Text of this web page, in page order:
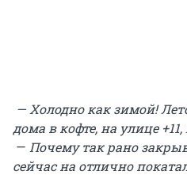
— Холодно как зимой!
дома в кофте, на улице
— Почему так рано
сейчас на отлично